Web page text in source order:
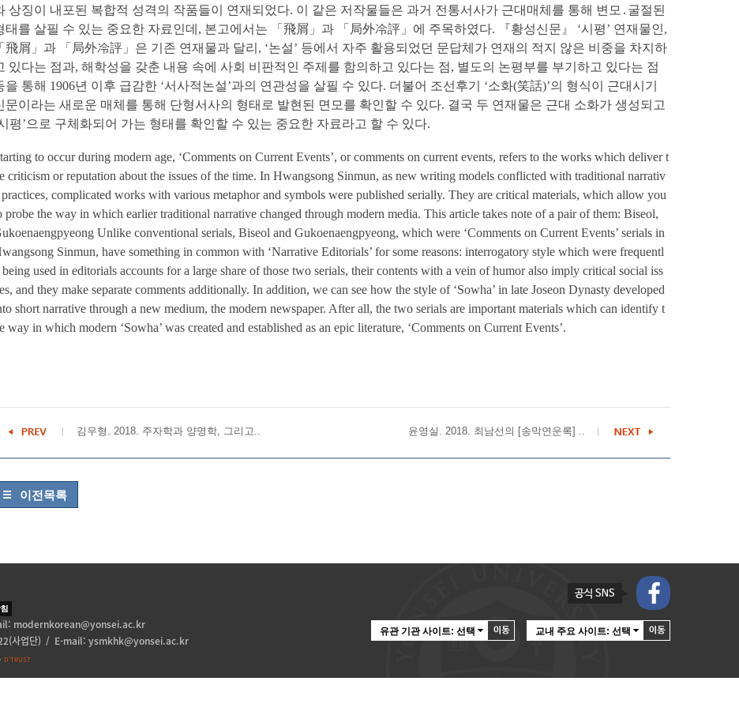
상징이 내포된 복합적 성격의 작품들이 연재되었다. 이 같은 저작물들은 과거 전통서사가 근대매체를 통해 변모․굴절된
태를 살필 수 있는 중요한 자료인데, 본고에서는 「飛屑」과 「局外冷評」에 주목하였다. 『황성신문』 ‘시평’ 연재물인,
「飛屑」과 「局外冷評」은 기존 연재물과 달리, ‘논설’ 등에서 자주 활용되었던 문답체가 연재의 적지 않은 비중을 차지하
있다는 점과, 해학성을 갖춘 내용 속에 사회 비판적인 주제를 함의하고 있다는 점, 별도의 논평부를 부기하고 있다는 점
을 통해 1906년 이후 급감한 ‘서사적논설’과의 연관성을 살필 수 있다. 더불어 조선후기 ‘소화(笑話)’의 형식이 근대시기
문이라는 새로운 매체를 통해 단형서사의 형태로 발현된 면모를 확인할 수 있다. 결국 두 연재물은 근대 소화가 생성되고
평’으로 구체화되어 가는 형태를 확인할 수 있는 중요한 자료라고 할 수 있다.
to occur during modern age, ‘Comments on Current Events’, or comments on current events, refers to the works which deliver t
criticism or reputation about the issues of the time. In Hwangsong Sinmun, as new writing models conflicted with traditional narrativ
practices, complicated works with various metaphor and symbols were published serially. They are critical materials, which allow you
probe the way in which earlier traditional narrative changed through modern media. This article takes note of a pair of them: Biseol,
Unlike conventional serials, Biseol and Gukoenaengpyeong, which were ‘Comments on Current Events’ serials in
Sinmun, have something in common with ‘Narrative Editorials’ for some reasons: interrogatory style which were frequentl
used in editorials accounts for a large share of those two serials, their contents with a vein of humor also imply critical social iss
and they make separate comments additionally. In addition, we can see how the style of ‘Sowha’ in late Joseon Dynasty developed
short narrative through a new medium, the modern newspaper. After all, the two serials are important materials which can identify t
way in which modern ‘Sowha’ was created and established as an epic literature, ‘Comments on Current Events’.
김우형. 2018. 주자학과 양명학, 그리고.. 윤영실. 2018. 최남선의 [송막연운록] ..
이전목록
modernkorean@yonsei.ac.kr
사업단) / E-mail: ysmkhk@yonsei.ac.kr
D'TRUST